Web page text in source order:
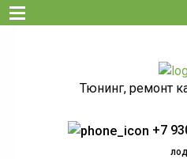
Тюнинг, ремонт
+7